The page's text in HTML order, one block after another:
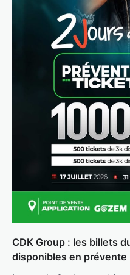
CDK Group : les billets
disponibles en prévente